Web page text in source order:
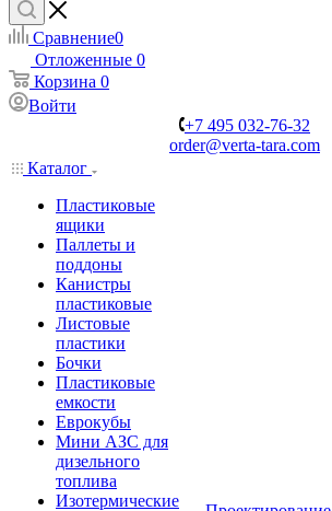
Сравнение0
Отложенные 0
Корзина 0
Войти
+7 495 032-76-32
order@verta-tara.com
Каталог
Пластиковые
ящики
Паллеты и
поддоны
Канистры
пластиковые
Листовые
пластики
Бочки
Пластиковые
емкости
Еврокубы
Мини АЗС для
дизельного
топлива
Изотермические